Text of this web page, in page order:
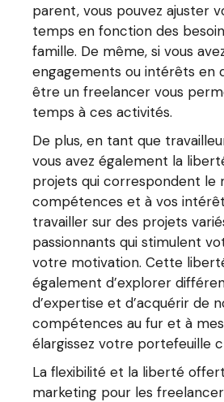
parent, vous pouvez ajuster
temps en fonction des
famille. De même, si vous
engagements ou intérêts en
être un freelancer vous
temps à ces activités.
De plus, en tant que
vous avez également la
projets qui correspondent le
compétences et à vos
travailler sur des projets
passionnants qui stimulent
votre motivation. Cette
également d’explorer
d’expertise et d’acquérir de
compétences au fur et à
élargissez votre portefeuille
La flexibilité et la liberté
marketing pour les